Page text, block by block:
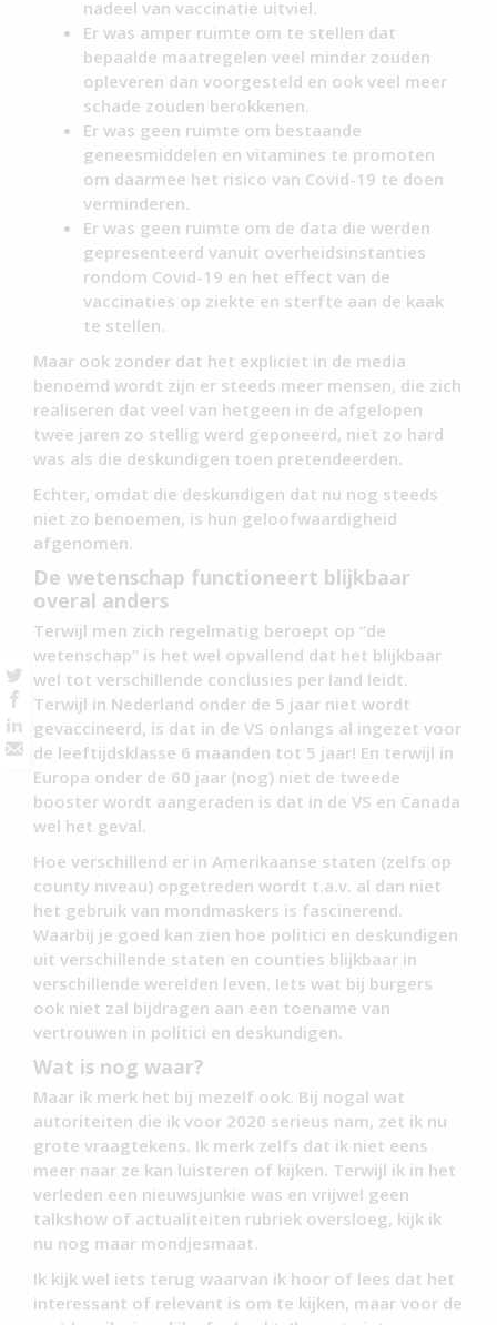
nadeel van vaccinatie uitviel.
Er was amper ruimte om te stellen dat
bepaalde maatregelen veel minder zouden
opleveren dan voorgesteld en ook veel meer
schade zouden berokkenen.
Er was geen ruimte om bestaande
geneesmiddelen en vitamines te promoten
om daarmee het risico van Covid-19 te doen
verminderen.
Er was geen ruimte om de data die werden
gepresenteerd vanuit overheidsinstanties
rondom Covid-19 en het effect van de
vaccinaties op ziekte en sterfte aan de kaak
te stellen.
Maar ook zonder dat het expliciet in de media
benoemd wordt zijn er steeds meer mensen, die zich
realiseren dat veel van hetgeen in de afgelopen
twee jaren zo stellig werd geponeerd, niet zo hard
was als die deskundigen toen pretendeerden.
Echter, omdat die deskundigen dat nu nog steeds
niet zo benoemen, is hun geloofwaardigheid
afgenomen.
De wetenschap functioneert blijkbaar
overal anders
Terwijl men zich regelmatig beroept op “de
wetenschap” is het wel opvallend dat het blijkbaar
wel tot verschillende conclusies per land leidt.
Terwijl in Nederland onder de 5 jaar niet wordt
gevaccineerd, is dat in de VS onlangs al ingezet voor
de leeftijdsklasse 6 maanden tot 5 jaar! En terwijl in
Europa onder de 60 jaar (nog) niet de tweede
booster wordt aangeraden is dat in de VS en Canada
wel het geval.
Hoe verschillend er in Amerikaanse staten (zelfs op
county niveau) opgetreden wordt t.a.v. al dan niet
het gebruik van mondmaskers is fascinerend.
Waarbij je goed kan zien hoe politici en deskundigen
uit verschillende staten en counties blijkbaar in
verschillende werelden leven. Iets wat bij burgers
ook niet zal bijdragen aan een toename van
vertrouwen in politici en deskundigen.
Wat is nog waar?
Maar ik merk het bij mezelf ook. Bij nogal wat
autoriteiten die ik voor 2020 serieus nam, zet ik nu
grote vraagtekens. Ik merk zelfs dat ik niet eens
meer naar ze kan luisteren of kijken. Terwijl ik in het
verleden een nieuwsjunkie was en vrijwel geen
talkshow of actualiteiten rubriek oversloeg, kijk ik
nu nog maar mondjesmaat.
Ik kijk wel iets terug waarvan ik hoor of lees dat het
interessant of relevant is om te kijken, maar voor de